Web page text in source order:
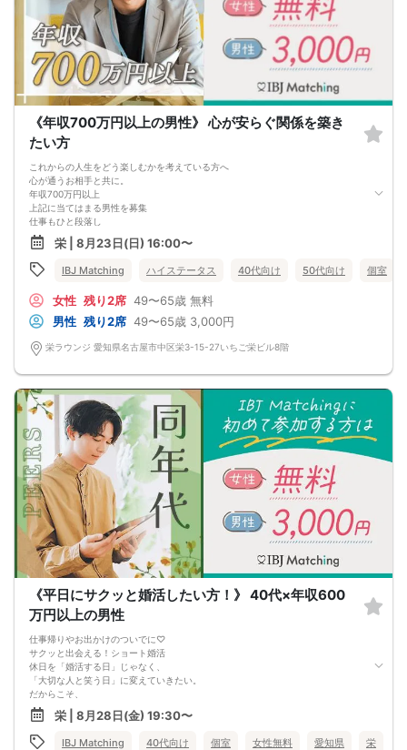
《年収700万円以上の男性》 心が安らぐ関係を築き
たい方
これからの人生をどう楽しむかを考えている方へ
心が通うお相手と共に。
年収700万円以上
上記に当てはまる男性を募集
仕事もひと段落し
自分の時間を楽しめるようになった今
誰かと語らう時間があれば
もっと 楽しいかもしれない
ただの恋愛ではなく
新しい出逢いが
これからの人生を温かくするかもしれません
栄 | 8月23日(日) 16:00〜
IBJ Matching ハイステータス 40代向け 50代向け 個室
女性 残り2席 49〜65歳 無料
男性 残り2席 49〜65歳 3,000円
栄ラウンジ 愛知県名古屋市中区栄3-15-27いちご栄ビル8階
《平日にサクッと婚活したい方！》 40代×年収600
万円以上の男性
仕事帰りやお出かけのついでに♡
サクッと出会える！ショート婚活
休日を「婚活する日」じゃなく、
「大切な人と笑う日」に変えていきたい。
だからこそ、
平日に少しだけ恋を頑張ってみませんか？
1時間で終わるから
明日が仕事でも気軽に参加できる♡
栄 | 8月28日(金) 19:30〜
IBJ Matching 40代向け 個室 女性無料 愛知県 栄